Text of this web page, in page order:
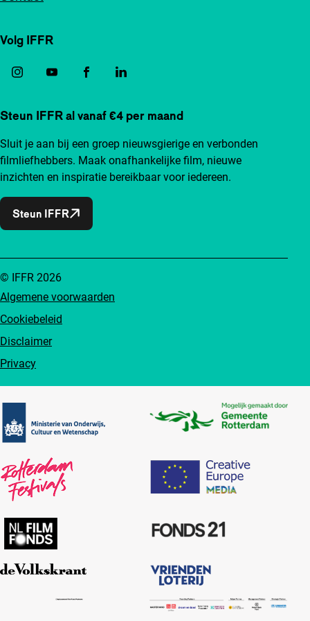
Volg IFFR
Steun IFFR al vanaf €4 per maand
Sluit je aan bij een groep nieuwsgierige en verbonden
filmliefhebbers. Maak onafhankelijke film, nieuwe
inzichten en inspiratie bereikbaar voor iedereen.
Steun IFFR
Algemene voorwaarden
Cookiebeleid
Disclaimer
Privacy
© IFFR 2026